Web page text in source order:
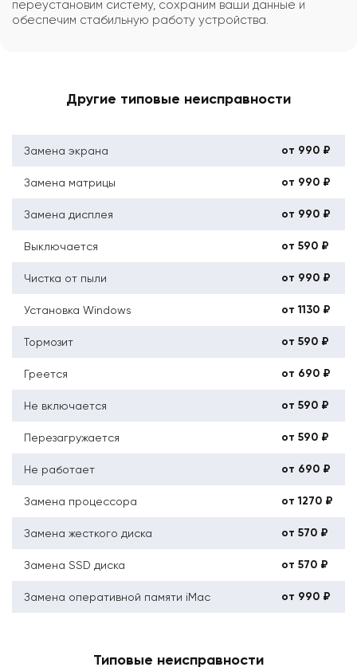
переустановим систему, сохраним ваши данные и
обеспечим стабильную работу устройства.
Другие типовые неисправности
Замена экрана от 990 ₽
Замена матрицы от 990 ₽
Замена дисплея от 990 ₽
Выключается от 590 ₽
Чистка от пыли от 990 ₽
Установка Windows от 1130 ₽
Тормозит от 590 ₽
Греется от 690 ₽
Не включается от 590 ₽
Перезагружается от 590 ₽
Не работает от 690 ₽
Замена процессора от 1270 ₽
Замена жесткого диска от 570 ₽
Замена SSD диска от 570 ₽
Замена оперативной памяти iMac от 990 ₽
Типовые неисправности